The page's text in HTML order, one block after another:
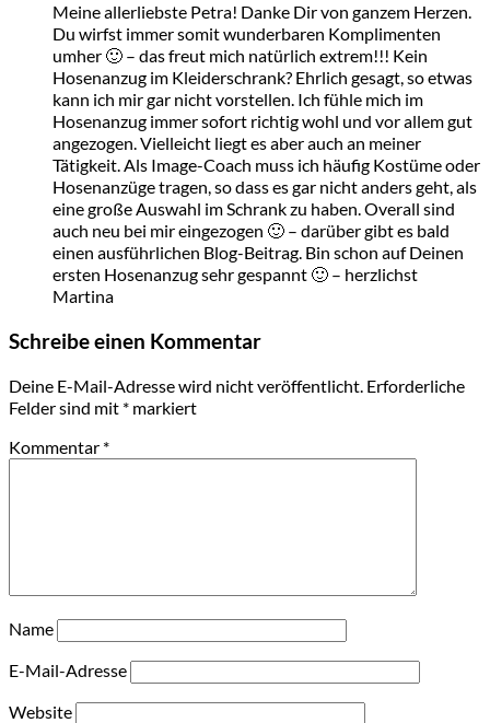
Meine allerliebste Petra! Danke Dir von ganzem Herzen.
Du wirfst immer somit wunderbaren Komplimenten
umher 🙂 – das freut mich natürlich extrem!!! Kein
Hosenanzug im Kleiderschrank? Ehrlich gesagt, so etwas
kann ich mir gar nicht vorstellen. Ich fühle mich im
Hosenanzug immer sofort richtig wohl und vor allem gut
angezogen. Vielleicht liegt es aber auch an meiner
Tätigkeit. Als Image-Coach muss ich häufig Kostüme oder
Hosenanzüge tragen, so dass es gar nicht anders geht, als
eine große Auswahl im Schrank zu haben. Overall sind
auch neu bei mir eingezogen 🙂 – darüber gibt es bald
einen ausführlichen Blog-Beitrag. Bin schon auf Deinen
ersten Hosenanzug sehr gespannt 🙂 – herzlichst
Martina
Schreibe einen Kommentar
Deine E-Mail-Adresse wird nicht veröffentlicht. Erforderliche
Felder sind mit * markiert
Kommentar *
Name
E-Mail-Adresse
Website